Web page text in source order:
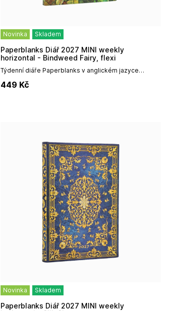
Novinka Skladem
Týdenní diáře Paperblanks v anglickém jazyce
designem, prémiovou vazbou a vysokou odolností,...
Paperblanks Diář 2027 MINI weekly
horizontal - Bindweed Fairy, flexi
449 Kč
Novinka Skladem
Paperblanks Diář 2027 MINI weekly